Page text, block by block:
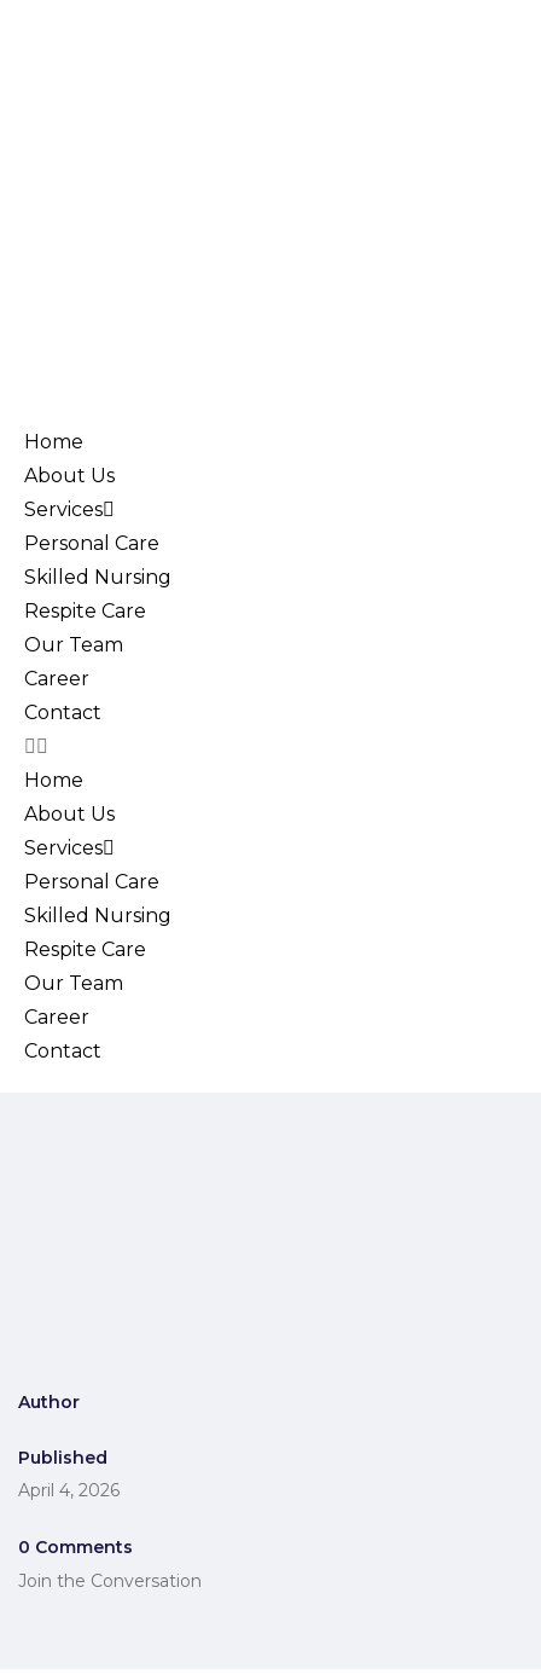
Home
About Us
Services
Personal Care
Skilled Nursing
Respite Care
Our Team
Career
Contact
Home
About Us
Services
Personal Care
Skilled Nursing
Respite Care
Our Team
Career
Contact
Author
Published
April 4, 2026
0 Comments
Join the Conversation